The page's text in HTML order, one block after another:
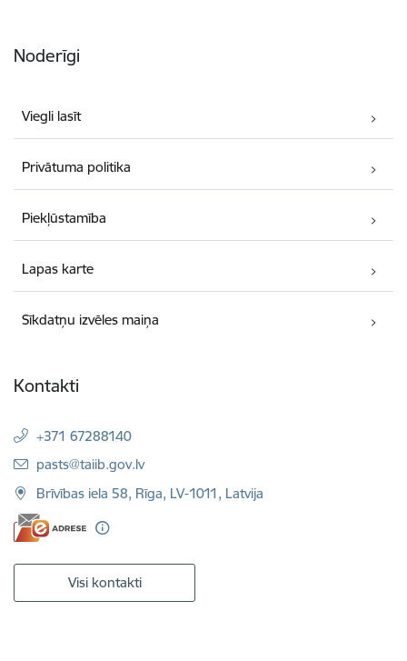
Noderīgi
Viegli lasīt
Privātuma politika
Piekļūstamība
Lapas karte
Sīkdatņu izvēles maiņa
Kontakti
+371 67288140
E-pasts:
pasts@taiib.gov.lv
Brīvības iela 58, Rīga, LV-1011, Latvija
Visi kontakti